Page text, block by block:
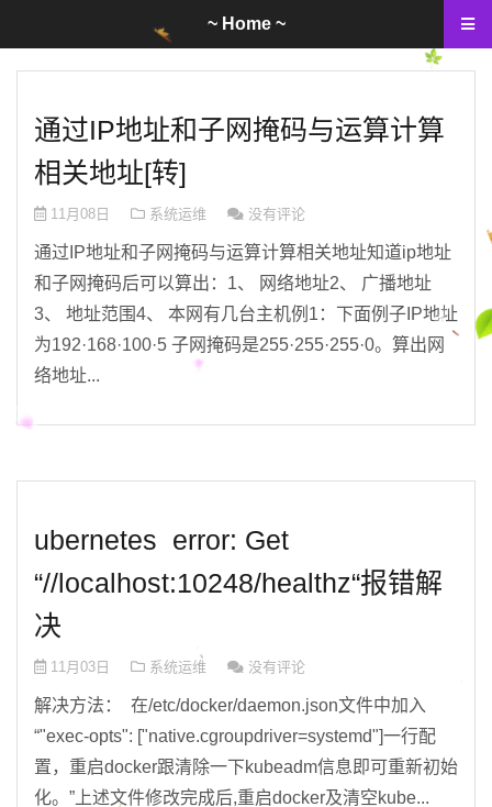
通过IP地址和子网掩码与运算计算
相关地址[转]
11月08日 系统运维 没有评论
通过IP地址和子网掩码与运算计算相关地址知道ip地址
和子网掩码后可以算出：1、 网络地址2、 广播地址
3、 地址范围4、 本网有几台主机例1：下面例子IP地址
为192·168·100·5 子网掩码是255·255·255·0。算出网
络地址...
ubernetes error: Get
“//localhost:10248/healthz“报错解
决
11月03日 系统运维 没有评论
解决方法： 在/etc/docker/daemon.json文件中加入
“"exec-opts": ["native.cgroupdriver=systemd"]一行配
置，重启docker跟清除一下kubeadm信息即可重新初始
化。”上述文件修改完成后,重启docker及清空kube...
~ Home ~